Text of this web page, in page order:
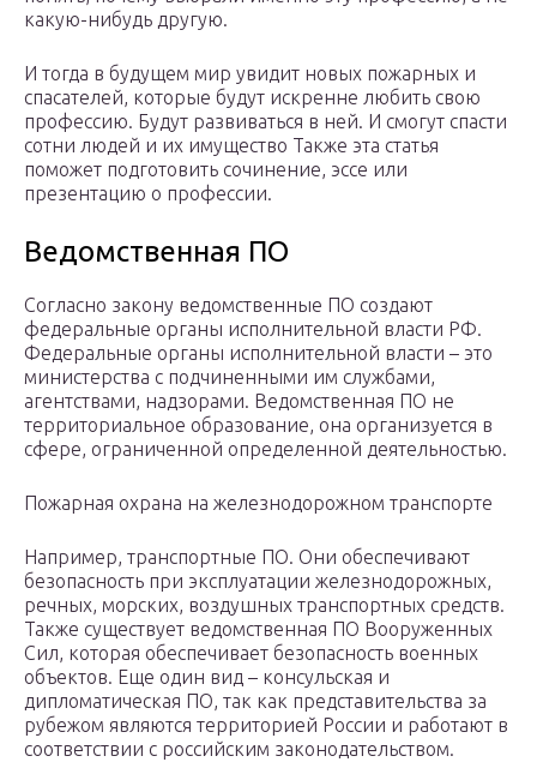
какую-нибудь другую.
И тогда в будущем мир увидит новых пожарных и
спасателей, которые будут искренне любить свою
профессию. Будут развиваться в ней. И смогут спасти
сотни людей и их имущество Также эта статья
поможет подготовить сочинение, эссе или
презентацию о профессии.
Ведомственная ПО
Согласно закону ведомственные ПО создают
федеральные органы исполнительной власти РФ.
Федеральные органы исполнительной власти – это
министерства с подчиненными им службами,
агентствами, надзорами. Ведомственная ПО не
территориальное образование, она организуется в
сфере, ограниченной определенной деятельностью.
Пожарная охрана на железнодорожном транспорте
Например, транспортные ПО. Они обеспечивают
безопасность при эксплуатации железнодорожных,
речных, морских, воздушных транспортных средств.
Также существует ведомственная ПО Вооруженных
Сил, которая обеспечивает безопасность военных
объектов. Еще один вид – консульская и
дипломатическая ПО, так как представительства за
рубежом являются территорией России и работают в
соответствии с российским законодательством.